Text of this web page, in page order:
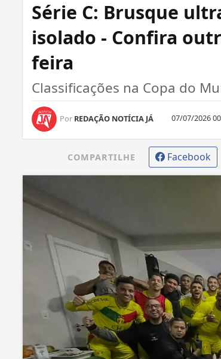
Série C: Brusque
isolado - Confira
feira
Classificações na Copa do
Por REDAÇÃO NOTÍCIA JÁ 07/07/2026
COMPARTILHE Facebook